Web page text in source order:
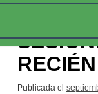
Publicada el